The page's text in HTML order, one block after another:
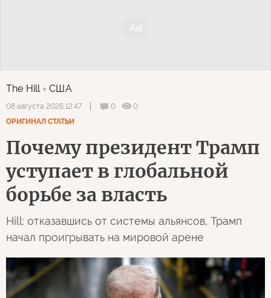
The Hill США
08 августа 2026 12:47 0
0
ОРИГИНАЛ СТАТЬИ
Почему президент Трамп
уступает в глобальной
борьбе за власть
Hill: отказавшись от системы альянсов, Трамп
начал проигрывать на мировой арене